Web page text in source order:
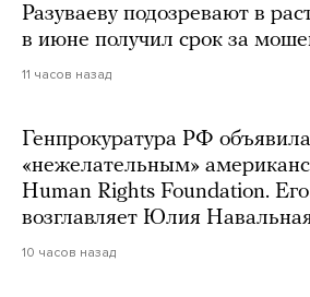
Разуваеву подозревают в
в июне получил срок за
11 часов назад
Генпрокуратура РФ объявила
«нежелательным»
Human Rights Foundation.
возглавляет Юлия
10 часов назад